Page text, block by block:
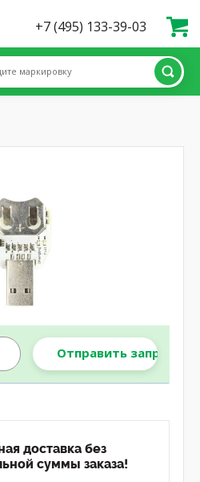
+7 (495) 133-39-03
маркировку
Отправить запрос
доставка без
суммы заказа!